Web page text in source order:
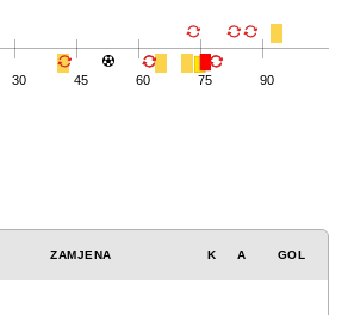
30 45 60 75 90
ZAMJENA K A GOL